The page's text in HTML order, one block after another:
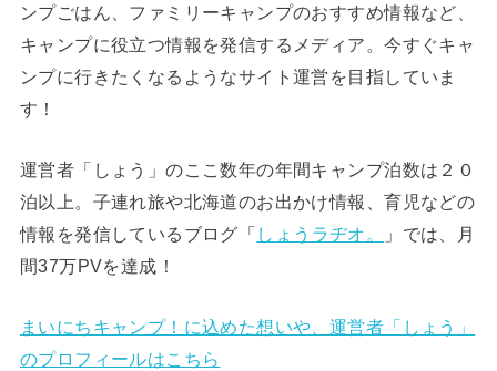
ンプごはん、ファミリーキャンプのおすすめ情報など、
キャンプに役立つ情報を発信するメディア。今すぐキャ
ンプに行きたくなるようなサイト運営を目指していま
す！
運営者「しょう」のここ数年の年間キャンプ泊数は２０
泊以上。子連れ旅や北海道のお出かけ情報、育児などの
情報を発信しているブログ「 しょうラヂオ。
」では、月
間37万PVを達成！
まいにちキャンプ！に込めた想いや、運営者「しょう」
のプロフィールはこちら